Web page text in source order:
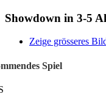
Showdown in 3-5
Zeige grösseres
Spiel